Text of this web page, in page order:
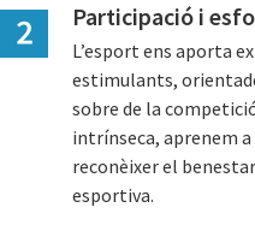
Participació i
L’esport ens aporta
estimulants,
sobre de la
intrínseca, aprenem
reconèixer el
esportiva.